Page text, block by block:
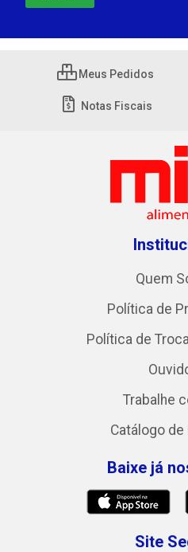
Meus Pedidos
Notas Fiscais
Quem
Política de
Política de
Trabalhe
Catálogo
Baixe já
Site